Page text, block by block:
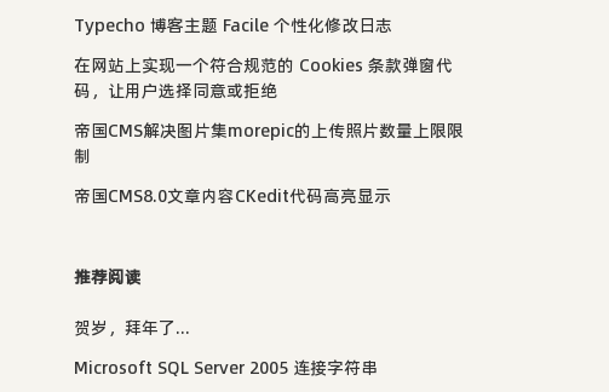
Typecho 博客主题 Facile 个性化修改日志
在网站上实现一个符合规范的 Cookies 条款弹窗代
码，让用户选择同意或拒绝
帝国CMS解决图片集morepic的上传照片数量上限限
制
帝国CMS8.0文章内容CKedit代码高亮显示
推荐阅读
贺岁，拜年了...
Microsoft SQL Server 2005 连接字符串